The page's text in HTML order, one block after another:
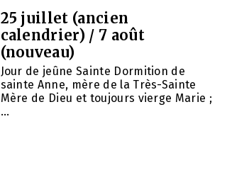
25 juillet (ancien
calendrier) / 7 août
(nouveau)
Jour de jeûne Sainte Dormition de
sainte Anne, mère de la Très-Sainte
Mère de Dieu et toujours vierge Marie ;
...